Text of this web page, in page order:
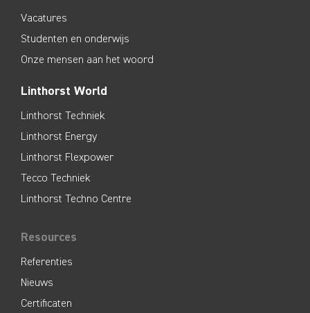
Vacatures
Studenten en onderwijs
Onze mensen aan het woord
Linthorst World
Linthorst Techniek
Linthorst Energy
Linthorst Flexpower
Tecco Techniek
Linthorst Techno Centre
Resources
Referenties
Nieuws
Certificaten